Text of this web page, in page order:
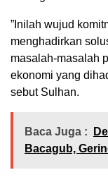
”Inilah wujud
menghadirkan
masalah-masalah
ekonomi yang
sebut Sulhan.
Baca Juga :
Bacagub,